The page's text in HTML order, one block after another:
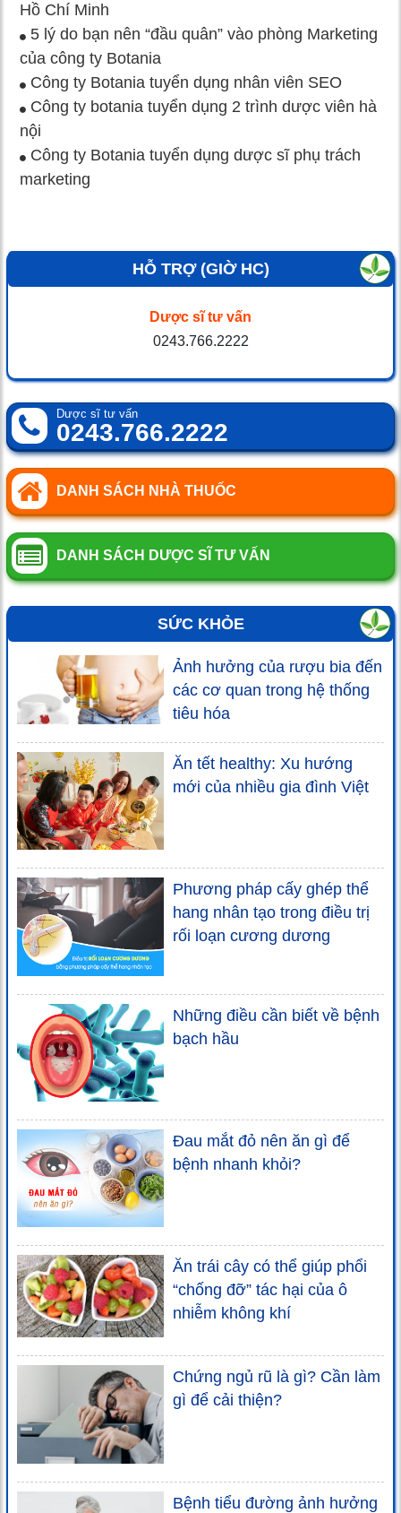
Hồ Chí Minh
5 lý do bạn nên “đầu quân” vào phòng Marketing
của công ty Botania
Công ty Botania tuyển dụng nhân viên SEO
Công ty botania tuyển dụng 2 trình dược viên hà
nội
Công ty Botania tuyển dụng dược sĩ phụ trách
marketing
HỖ TRỢ (GIỜ HC)
Dược sĩ tư vấn
0243.766.2222
Dược sĩ tư vấn
0243.766.2222
DANH SÁCH NHÀ THUỐC
DANH SÁCH DƯỢC SĨ TƯ VẤN
SỨC KHỎE
Ảnh hưởng của rượu bia đến
các cơ quan trong hệ thống
tiêu hóa
Ăn tết healthy: Xu hướng
mới của nhiều gia đình Việt
Phương pháp cấy ghép thể
hang nhân tạo trong điều trị
rối loạn cương dương
Những điều cần biết về bệnh
bạch hầu
Đau mắt đỏ nên ăn gì để
bệnh nhanh khỏi?
Ăn trái cây có thể giúp phổi
“chống đỡ” tác hại của ô
nhiễm không khí
Chứng ngủ rũ là gì? Cần làm
gì để cải thiện?
Bệnh tiểu đường ảnh hưởng